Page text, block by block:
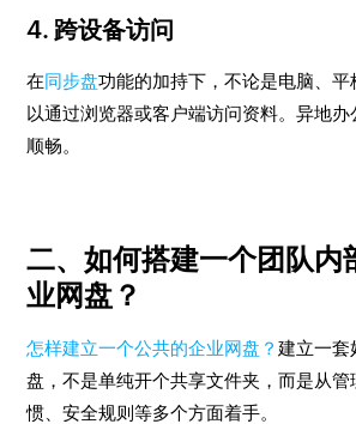
4. 跨设备访问
在同步盘功能的加持下，不论是电脑、
以通过浏览器或客户端访问资料。异地
顺畅。
二、如何搭建一个团队内
业网盘？
怎样建立一个公共的企业网盘？建立一套
盘，不是单纯开个共享文件夹，而是从管
惯、安全规则等多个方面着手。